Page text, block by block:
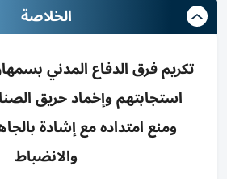
الخلاصة
تكريم فرق الدفاع المدني
ومنع امتداده مع إشادة
والانضباط